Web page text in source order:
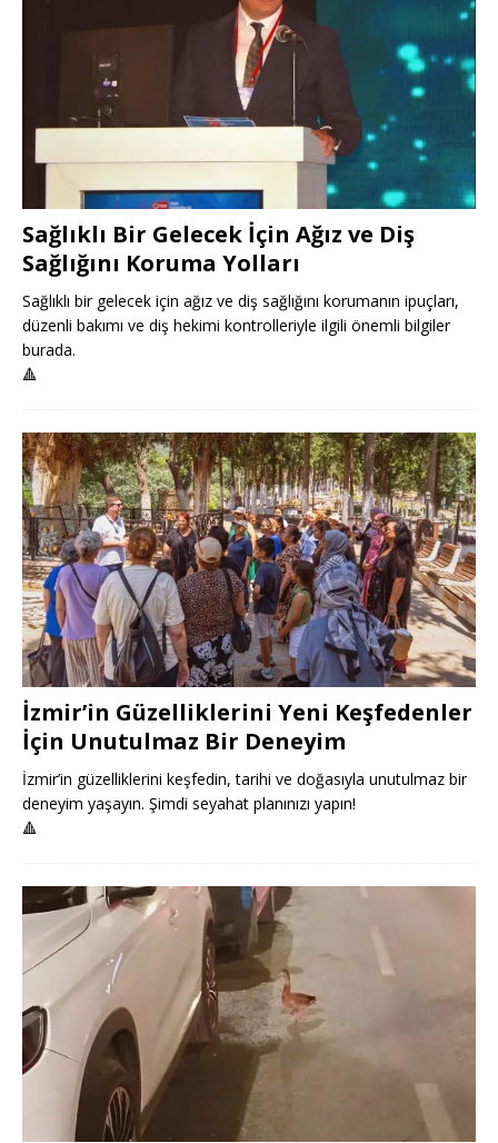
Sağlıklı Bir Gelecek İçin Ağız ve Diş
Sağlığını Koruma Yolları
Sağlıklı bir gelecek için ağız ve diş sağlığını korumanın ipuçları,
düzenli bakımı ve diş hekimi kontrolleriyle ilgili önemli bilgiler
burada.
🔺
İzmir’in Güzelliklerini Yeni Keşfedenler
İçin Unutulmaz Bir Deneyim
İzmir’in güzelliklerini keşfedin, tarihi ve doğasıyla unutulmaz bir
deneyim yaşayın. Şimdi seyahat planınızı yapın!
🔺